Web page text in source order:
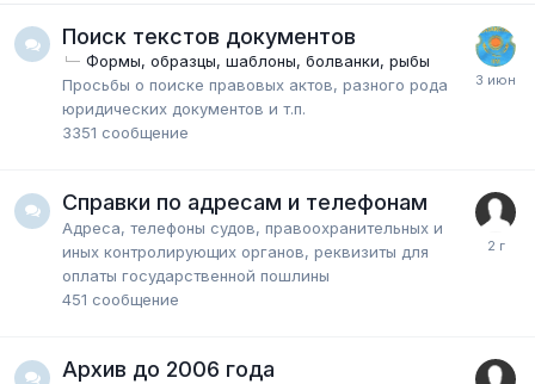
Поиск текстов документов
Формы, образцы, шаблоны, болванки, рыбы
Просьбы о поиске правовых актов, разного рода
юридических документов и т.п.
3351 сообщение
Справки по адресам и телефонам
Адреса, телефоны судов, правоохранительных и
иных контролирующих органов, реквизиты для
оплаты государственной пошлины
451 сообщение
Архив до 2006 года